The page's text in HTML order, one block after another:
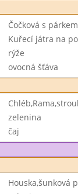
Čočková s párkem
Kuřecí játra na
rýže
ovocná šťáva
zelenina
čaj
Houska,šunková